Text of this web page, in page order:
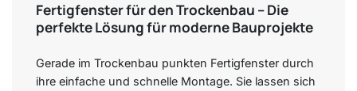
Fertigfenster für den Trockenbau – Die
perfekte Lösung für moderne Bauprojekte
Gerade im Trockenbau punkten Fertigfenster durch
ihre einfache und schnelle Montage. Sie lassen sich